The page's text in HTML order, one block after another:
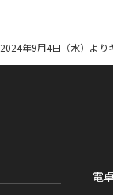
2024年9月4日（水）より
電